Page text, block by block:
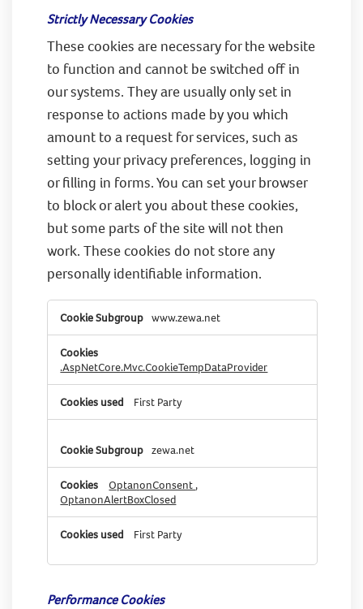
Strictly Necessary Cookies
These cookies are necessary for the website
to function and cannot be switched off in
our systems. They are usually only set in
response to actions made by you which
amount to a request for services, such as
setting your privacy preferences, logging in
or filling in forms. You can set your browser
to block or alert you about these cookies,
but some parts of the site will not then
work. These cookies do not store any
personally identifiable information.
Necessary
Cookies
www.zewa.net
.AspNetCore.Mvc.CookieTempDataProvider
First Party
zewa.net
OptanonConsent ,
OptanonAlertBoxClosed
First Party
Performance Cookies